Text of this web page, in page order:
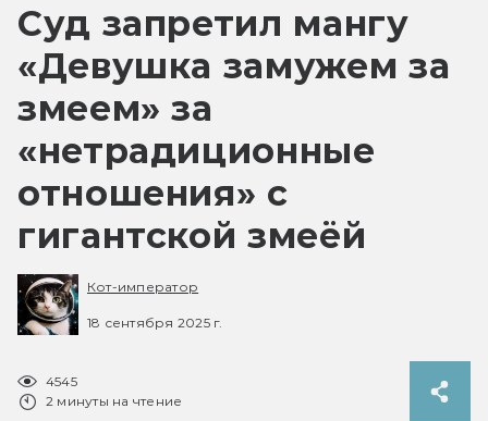
Суд запретил мангу
«Девушка замужем за
змеем» за
«нетрадиционные
отношения» с
гигантской змеёй
Кот-император
18 сентября 2025 г.
4545
2 минуты на чтение